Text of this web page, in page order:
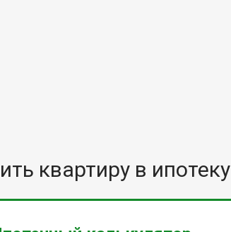
квартиру в ипотеку